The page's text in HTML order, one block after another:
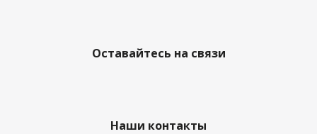
Оставайтесь на связи
Наши контакты